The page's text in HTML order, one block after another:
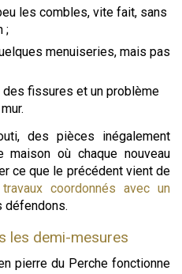
les combles, vite fait, sans
;
menuiseries, mais pas
des fissures et un problème
des pièces inégalement
où chaque nouveau
ce que le précédent vient de
travaux coordonnés avec un
défendons.
les demi-mesures
pierre du Perche fonctionne